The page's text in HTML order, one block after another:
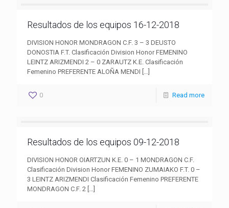
Resultados de los equipos 16-12-2018
DIVISION HONOR MONDRAGON C.F. 3 – 3 DEUSTO
DONOSTIA F.T. Clasificación Division Honor FEMENINO
LEINTZ ARIZMENDI 2 – 0 ZARAUTZ K.E. Clasificación
Femenino PREFERENTE ALOÑA MENDI […]
0 Read more
Resultados de los equipos 09-12-2018
DIVISION HONOR OIARTZUN K.E. 0 – 1 MONDRAGON C.F.
Clasificación Division Honor FEMENINO ZUMAIAKO F.T. 0 –
3 LEINTZ ARIZMENDI Clasificación Femenino PREFERENTE
MONDRAGON C.F. 2 […]